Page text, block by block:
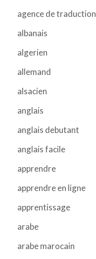
agence de traduction
albanais
algerien
allemand
alsacien
anglais
anglais debutant
anglais facile
apprendre
apprendre en ligne
apprentissage
arabe
arabe marocain